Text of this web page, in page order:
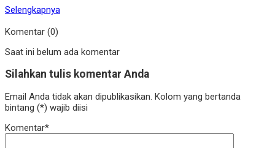
Selengkapnya
Komentar (0)
Saat ini belum ada komentar
Silahkan tulis komentar Anda
Email Anda tidak akan dipublikasikan. Kolom yang bertanda
bintang (*) wajib diisi
Komentar*